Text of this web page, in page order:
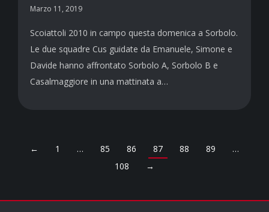
Marzo 11, 2019
Scoiattoli 2010 in campo questa domenica a Sorbolo.
Le due squadre Cus guidate da Emanuele, Simone e
Davide hanno affrontato Sorbolo A, Sorbolo B e
Casalmaggiore in una mattinata a…
← 1 … 85 86 87 88 89
…
108
→